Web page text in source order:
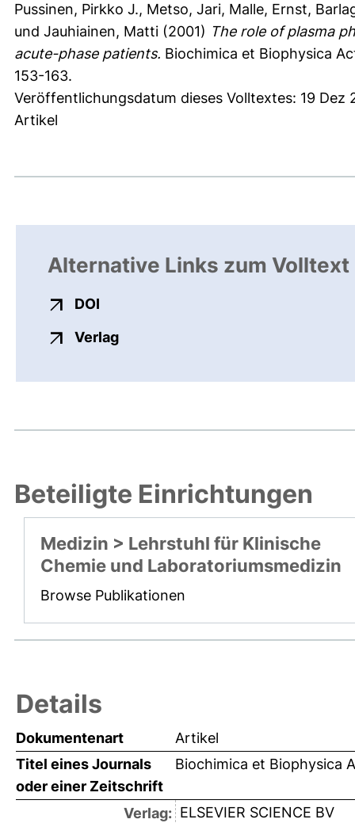
Pussinen, Pirkko J., Metso, Jari, Malle, Ernst,
und Jauhiainen, Matti (2001) The role of plasma
acute-phase patients. Biochimica et Biophysica
153-163.
Veröffentlichungsdatum dieses Volltextes: 19 Dez
Artikel
Alternative Links zum Volltext
DOI
Verlagexterner Link, öffnet neues
Beteiligte Einrichtungen
Medizin > Lehrstuhl für Klinische
Chemie und Laboratoriumsmedizin
Browse Publikationen
Details
Dokumentenart
Artikel
Titel eines Journals
oder einer Zeitschrift
Biochimica et Biophysica
Verlag: ELSEVIER SCIENCE BV